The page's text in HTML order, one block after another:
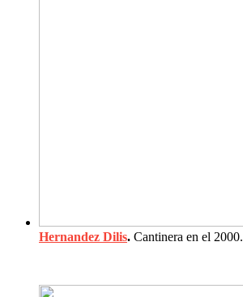
Hernandez Dilis. Cantinera en el 2000.